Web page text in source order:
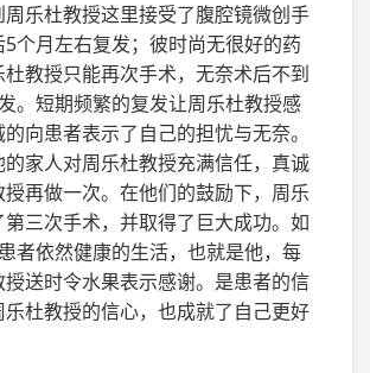
乐杜教授这里接受了腹腔镜微创手
个月左右复发；彼时尚无很好的药
教授只能再次手术，无奈术后不到
。短期频繁的复发让周乐杜教授感
向患者表示了自己的担忧与无奈。
家人对周乐杜教授充满信任，真诚
再做一次。在他们的鼓励下，周乐
三次手术，并取得了巨大成功。如
者依然健康的生活，也就是他，每
送时令水果表示感谢。是患者的信
杜教授的信心，也成就了自己更好